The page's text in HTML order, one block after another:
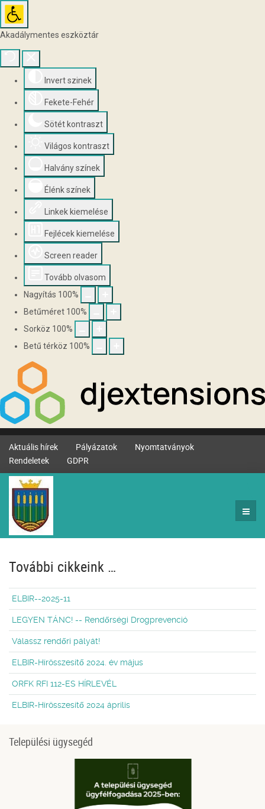
Akadálymentes eszköztár
Invert szinek
Fekete-Fehér
Sötét kontraszt
Világos kontraszt
Halvány színek
Élénk színek
Linkek kiemelése
Fejlécek kiemelése
Screen reader
Tovább olvasom
Nagyítás 100%
Betűméret 100%
Sorköz 100%
Betű térköz 100%
Aktuális hírek Pályázatok
Nyomtatványok
Rendeletek
GDPR
További cikkeink …
ELBIR--2025-11
LEGYEN TÁNC! -- Rendőrségi Drogprevenció
Válassz rendőri pályát!
ELBIR-Hírösszesítő 2024. év május
ORFK RFI 112-ES HÍRLEVÉL
ELBIR-Hírösszesítő 2024 április
Települési ügysegéd